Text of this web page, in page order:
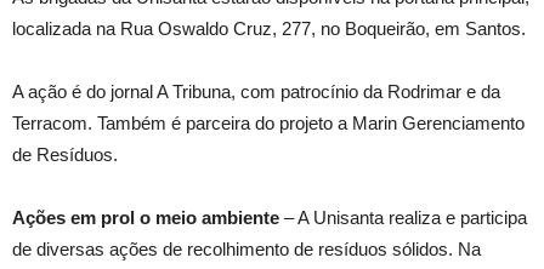
localizada na Rua Oswaldo Cruz, 277, no Boqueirão, em Santos.
A ação é do jornal A Tribuna, com patrocínio da Rodrimar e da
Terracom. Também é parceira do projeto a Marin Gerenciamento
de Resíduos.
Ações em prol o meio ambiente – A Unisanta realiza e participa
de diversas ações de recolhimento de resíduos sólidos. Na